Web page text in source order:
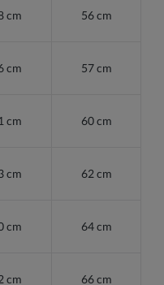
cm 56 cm
cm 57 cm
cm 60 cm
cm 62 cm
cm 64 cm
cm 66 cm